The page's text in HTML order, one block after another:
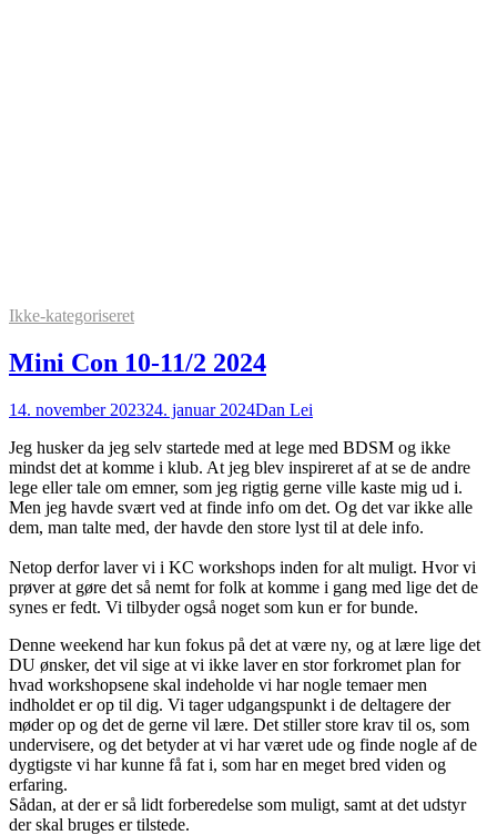
Ikke-kategoriseret
Mini Con 10-11/2 2024
14. november 202324. januar 2024Dan Lei
Jeg husker da jeg selv startede med at lege med BDSM og ikke
mindst det at komme i klub. At jeg blev inspireret af at se de andre
lege eller tale om emner, som jeg rigtig gerne ville kaste mig ud i.
Men jeg havde svært ved at finde info om det. Og det var ikke alle
dem, man talte med, der havde den store lyst til at dele info.
Netop derfor laver vi i KC workshops inden for alt muligt. Hvor vi
prøver at gøre det så nemt for folk at komme i gang med lige det de
synes er fedt. Vi tilbyder også noget som kun er for bunde.
Denne weekend har kun fokus på det at være ny, og at lære lige det
DU ønsker, det vil sige at vi ikke laver en stor forkromet plan for
hvad workshopsene skal indeholde vi har nogle temaer men
indholdet er op til dig. Vi tager udgangspunkt i de deltagere der
møder op og det de gerne vil lære. Det stiller store krav til os, som
undervisere, og det betyder at vi har været ude og finde nogle af de
dygtigste vi har kunne få fat i, som har en meget bred viden og
erfaring.
Sådan, at der er så lidt forberedelse som muligt, samt at det udstyr
der skal bruges er tilstede.